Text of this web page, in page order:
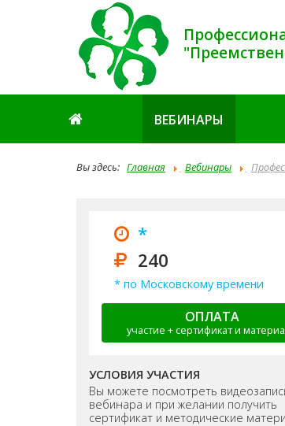
ВЕБИНАРЫ
Вы здесь: Главная Вебинары
*
240
* по Московскому времени
ОПЛАТА
участие + сертификат и
УСЛОВИЯ УЧАСТИЯ
Вы можете посмотреть
вебинара и при желании получить
сертификат и методические